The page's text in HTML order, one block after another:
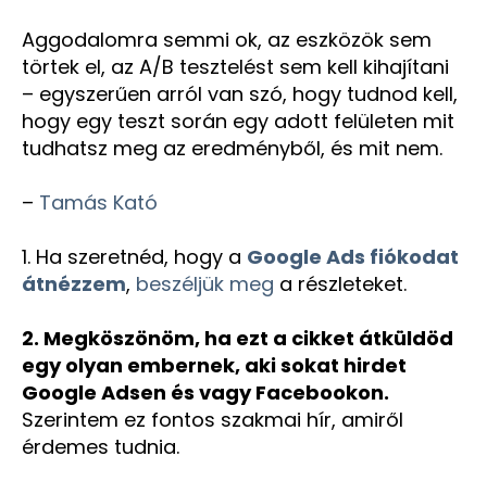
Aggodalomra semmi ok, az eszközök sem
törtek el, az A/B tesztelést sem kell kihajítani
– egyszerűen arról van szó, hogy tudnod kell,
hogy egy teszt során egy adott felületen mit
tudhatsz meg az eredményből, és mit nem.
– Tamás Kató
1. Ha szeretnéd, hogy a Google Ads fiókodat
átnézzem, beszéljük meg a részleteket.
2. Megköszönöm, ha ezt a cikket átküldöd
egy olyan embernek, aki sokat hirdet
Google Adsen és vagy Facebookon.
Szerintem ez fontos szakmai hír, amiről
érdemes tudnia.